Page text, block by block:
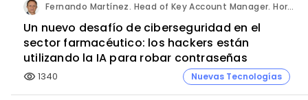
Fernando Martínez. Head of Key Account Manager. Hornetsecurity.
Un nuevo desafío de ciberseguridad en el
sector farmacéutico: los hackers están
utilizando la IA para robar contraseñas
visibility 1340 Nuevas Tecnologías